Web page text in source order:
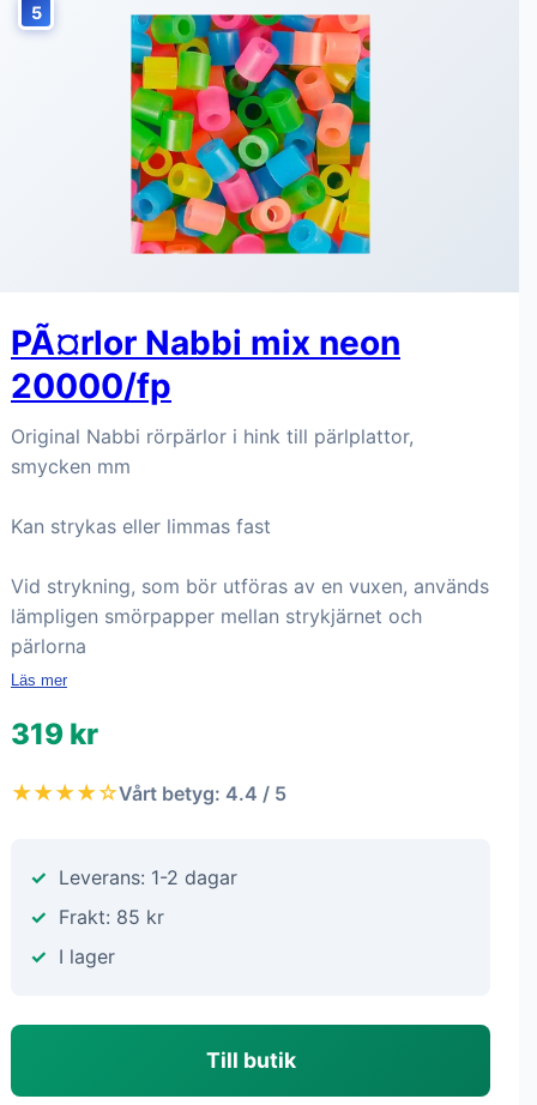
5
PÃ¤rlor Nabbi mix neon
20000/fp
Original Nabbi rörpärlor i hink till pärlplattor,
smycken mm
Kan strykas eller limmas fast
Vid strykning, som bör utföras av en vuxen, används
lämpligen smörpapper mellan strykjärnet och
pärlorna
Läs mer
319 kr
★★★★☆Vårt betyg: 4.4 / 5
Leverans: 1-2 dagar
Frakt: 85 kr
I lager
Till butik